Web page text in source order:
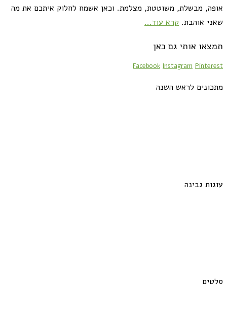
אופה, מבשלת, משוטטת, מצלמת. וכאן אשמח לחלוק איתכם את מה
שאני אוהבת. קרא עוד...
תמצאו אותי גם כאן
Facebook Instagram Pinterest
מתכונים לראש השנה
עוגות גבינה
סלטים